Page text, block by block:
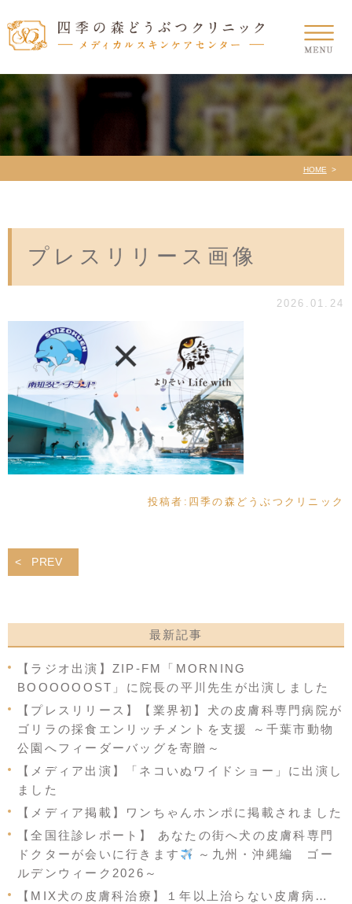
HOME
プレスリリース画像
2026.01.24
投稿者: 四季の森どうぶつクリニック
PREV
最新記事
【ラジオ出演】ZIP-FM「MORNING
BOOOOOOST」に院長の平川先生が出演しました
【プレスリリース】【業界初】犬の皮膚科専門病院が
ゴリラの採食エンリッチメントを支援 ～千葉市動物
公園へフィーダーバッグを寄贈～
【メディア出演】「ネコいぬワイドショー」に出演し
ました
【メディア掲載】ワンちゃんホンポに掲載されました
【全国往診レポート】 あなたの街へ犬の皮膚科専門
ドクターが会いに行きます
～九州・沖縄編 ゴー
ルデンウィーク2026～
【MIX犬の皮膚科治療】１年以上治らない皮膚病…